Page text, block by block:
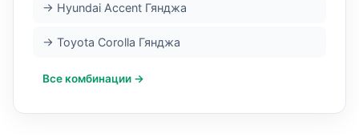
→ Hyundai Accent Гянджа
→ Toyota Corolla Гянджа
Все комбинации →